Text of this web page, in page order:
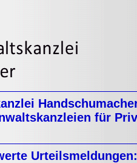
für
Urteilsmeldungen: